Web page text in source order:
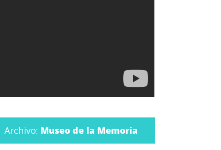
Archivo: Museo de la Memoria